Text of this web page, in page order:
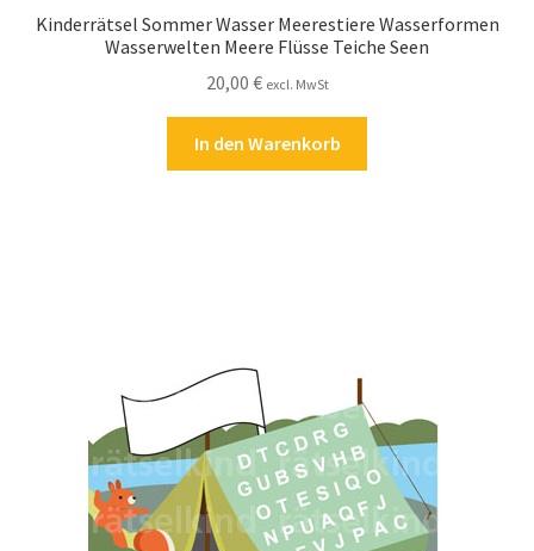
Shop
Kinderrätsel Sommer Wasser Meerestiere Wasserformen
Wasserwelten Meere Flüsse Teiche Seen
20,00 € excl. MwSt
In den Warenkorb